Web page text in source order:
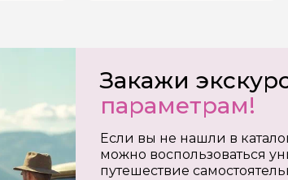
Закажи
параметрам!
Если вы не нашли в
можно воспользоваться
путешествие